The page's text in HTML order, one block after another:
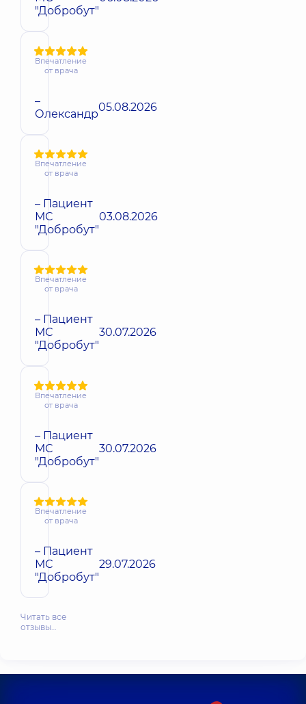
"Добробут"
Впечатление
от врача
–
Олександр05.08.2026
Впечатление
от врача
– Пациент
МС
"Добробут"
03.08.2026
Впечатление
от врача
– Пациент
МС
"Добробут"
30.07.2026
Впечатление
от врача
– Пациент
МС
"Добробут"
30.07.2026
Впечатление
от врача
– Пациент
МС
"Добробут"
29.07.2026
Читать все
отзывы…